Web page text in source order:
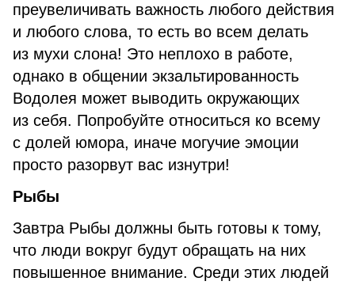
преувеличивать важность любого действия
и любого слова, то есть во всем делать
из мухи слона! Это неплохо в работе,
однако в общении экзальтированность
Водолея может выводить окружающих
из себя. Попробуйте относиться ко всему
с долей юмора, иначе могучие эмоции
просто разорвут вас изнутри!
Рыбы
Завтра Рыбы должны быть готовы к тому,
что люди вокруг будут обращать на них
повышенное внимание. Среди этих людей